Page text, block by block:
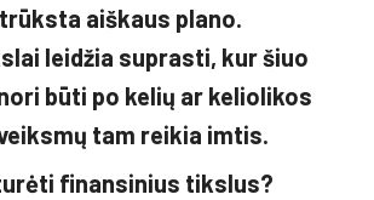
aiškaus plano.
leidžia suprasti, kur šiuo
būti po kelių ar keliolikos
tam reikia imtis.
finansinius tikslus?